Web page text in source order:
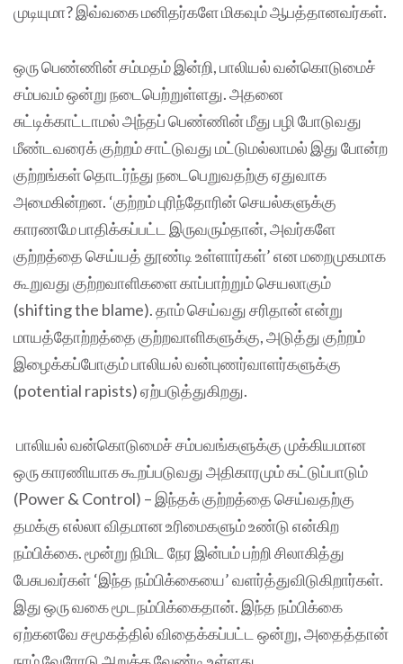
முடியுமா? இவ்வகை மனிதர்களே மிகவும் ஆபத்தானவர்கள்.
ஒரு பெண்ணின் சம்மதம் இன்றி, பாலியல் வன்கொடுமைச்
சம்பவம் ஒன்று நடைபெற்றுள்ளது. அதனை
சுட்டிக்காட்டாமல் அந்தப் பெண்ணின் மீது பழி போடுவது
மீண்டவரைக் குற்றம் சாட்டுவது மட்டுமல்லாமல் இது போன்ற
குற்றங்கள் தொடர்ந்து நடைபெறுவதற்கு ஏதுவாக
அமைகின்றன. ‘குற்றம் புரிந்தோரின் செயல்களுக்கு
காரணமே பாதிக்கப்பட்ட இருவரும்தான், அவர்களே
குற்றத்தை செய்யத் தூண்டி உள்ளார்கள்’ என மறைமுகமாக
கூறுவது குற்றவாளிகளை காப்பாற்றும் செயலாகும்
(shifting the blame). தாம் செய்வது சரிதான் என்று
மாயத்தோற்றத்தை குற்றவாளிகளுக்கு, அடுத்து குற்றம்
இழைக்கப்போகும் பாலியல் வன்புணர்வாளர்களுக்கு
(potential rapists) ஏற்படுத்துகிறது.
பாலியல் வன்கொடுமைச் சம்பவங்களுக்கு முக்கியமான
ஒரு காரணியாக கூறப்படுவது அதிகாரமும் கட்டுப்பாடும்
(Power & Control) – இந்தக் குற்றத்தை செய்வதற்கு
தமக்கு எல்லா விதமான உரிமைகளும் உண்டு என்கிற
நம்பிக்கை. மூன்று நிமிட நேர இன்பம் பற்றி சிலாகித்து
பேசுபவர்கள் ‘இந்த நம்பிக்கையை’ வளர்த்துவிடுகிறார்கள்.
இது ஒரு வகை மூடநம்பிக்கைதான். இந்த நம்பிக்கை
ஏற்கனவே சமூகத்தில் விதைக்கப்பட்ட ஒன்று, அதைத்தான்